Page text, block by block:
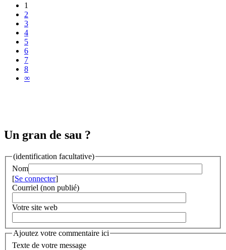
1
2
3
4
5
6
7
8
∞
Un gran de sau ?
(identification facultative)
Nom
[Se connecter]
Courriel (non publié)
Votre site web
Ajoutez votre commentaire ici
Texte de votre message